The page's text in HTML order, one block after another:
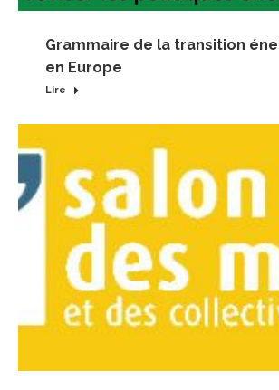
Grammaire de la transition
en Europe
Lire